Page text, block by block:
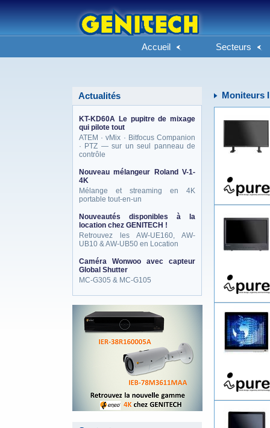
Accueil Secteurs
Actualités
KT-KD60A Le pupitre de mixage
qui pilote tout
ATEM · vMix · Bitfocus Companion
· PTZ — sur un seul panneau de
contrôle
Nouveau mélangeur Roland V-1-
4K
Mélange et streaming en 4K
portable tout-en-un
Nouveautés disponibles à la
location chez GENITECH !
Retrouvez les AW-UE160, AW-
UB10 & AW-UB50 en Location
Caméra Wonwoo avec capteur
Global Shutter
MC-G305 & MC-G105
Moniteurs